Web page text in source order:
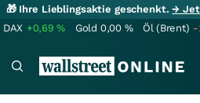
🎁 Ihre Lieblingsaktie geschenkt.→
DAX +0,69% Gold 0,00 % Öl (Brent) -